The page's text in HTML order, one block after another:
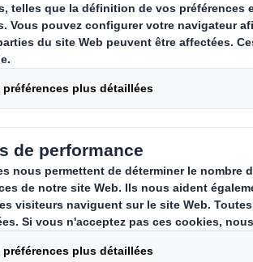
à l'urgence
du plastique
sociétaux pour son
matériaux
du packaging.